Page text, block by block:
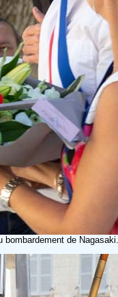
bombardement de Nagasaki.